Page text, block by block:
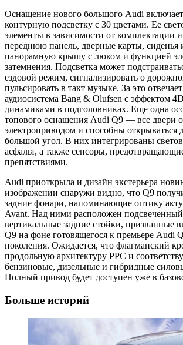
Оснащение нового большого Audi
контурную подсветку с 30 цветами. Ее
элементы в зависимости от комплектации
переднюю панель, дверные карты, сиденья
панорамную крышу с люком и функцией
затемнения. Подсветка может
ездовой режим, сигнализировать о
пульсировать в такт музыке. За это
аудиосистема Bang & Olufsen с эффектом
динамиками в подголовниках. Еще одна
топового оснащения Audi Q9 — все двери
электроприводом и способны открываться
большой угол. В них интегрированы
асфальт, а также сенсоры,
препятствиями.
Audi приоткрыла и дизайн экстерьера
изображении снаружи видно, что Q9
задние фонари, напоминающие оптику
Avant. Над ними расположен
вертикальные задние стойки, призванные
Q9 на фоне готовящегося к премьере Audi
поколения. Ожидается, что флагманский
продольную архитектуру PPC и
бензиновые, дизельные и гибридные
Полный привод будет доступен уже в
Больше историй